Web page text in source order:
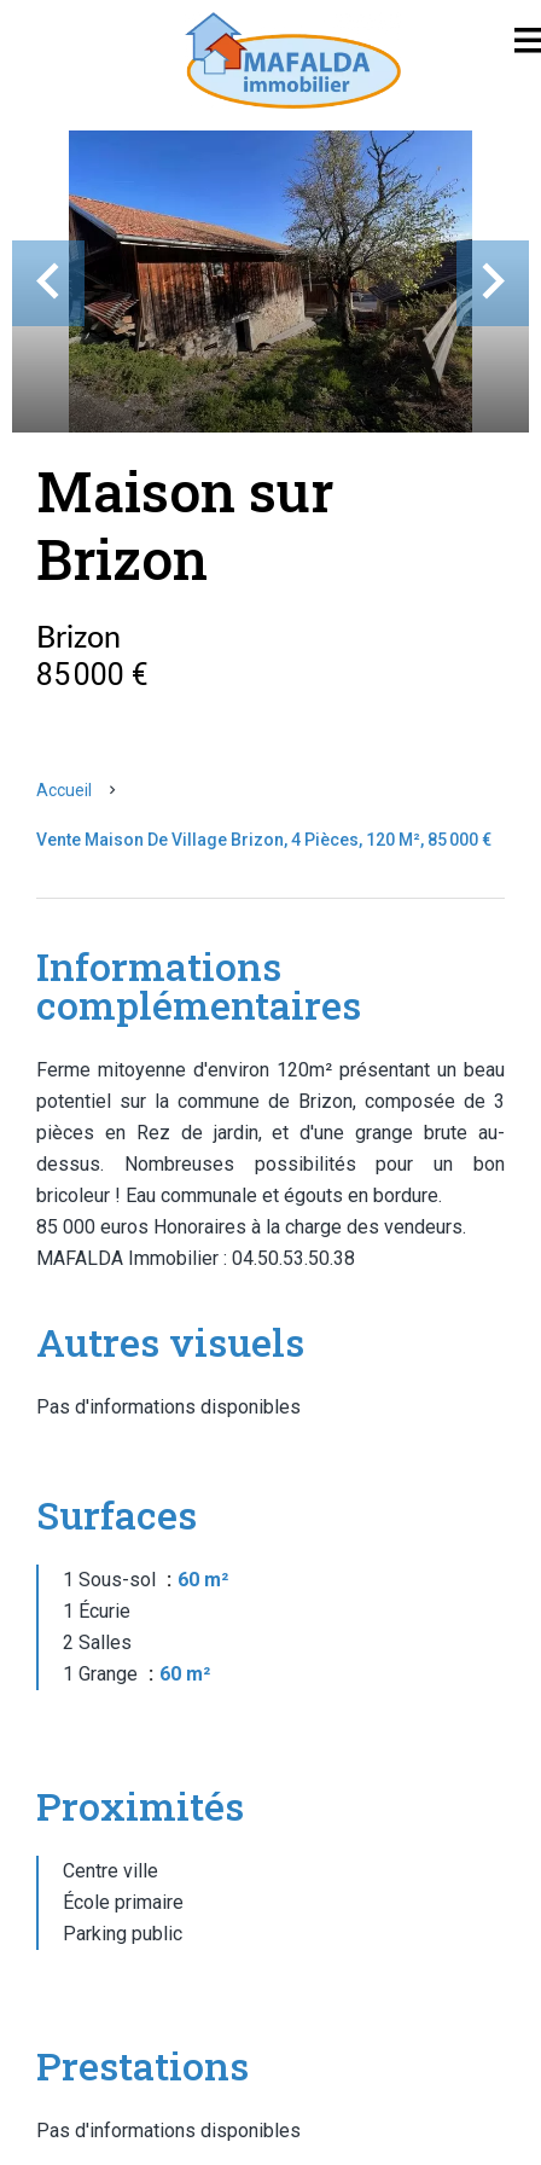
Maison sur
Brizon
Brizon
85 000 €
Accueil
Vente Maison De Village Brizon, 4 Pièces, 120 M², 85 000 €
Informations
complémentaires
Ferme mitoyenne d'environ 120m² présentant un beau
potentiel sur la commune de Brizon, composée de 3
pièces en Rez de jardin, et d'une grange brute au-
dessus. Nombreuses possibilités pour un bon
bricoleur ! Eau communale et égouts en bordure.
85 000 euros Honoraires à la charge des vendeurs.
MAFALDA Immobilier : 04.50.53.50.38
Autres visuels
Pas d'informations disponibles
Surfaces
1 Sous-sol
60 m²
1 Écurie
2 Salles
1 Grange
60 m²
Proximités
Centre ville
École primaire
Parking public
Prestations
Pas d'informations disponibles